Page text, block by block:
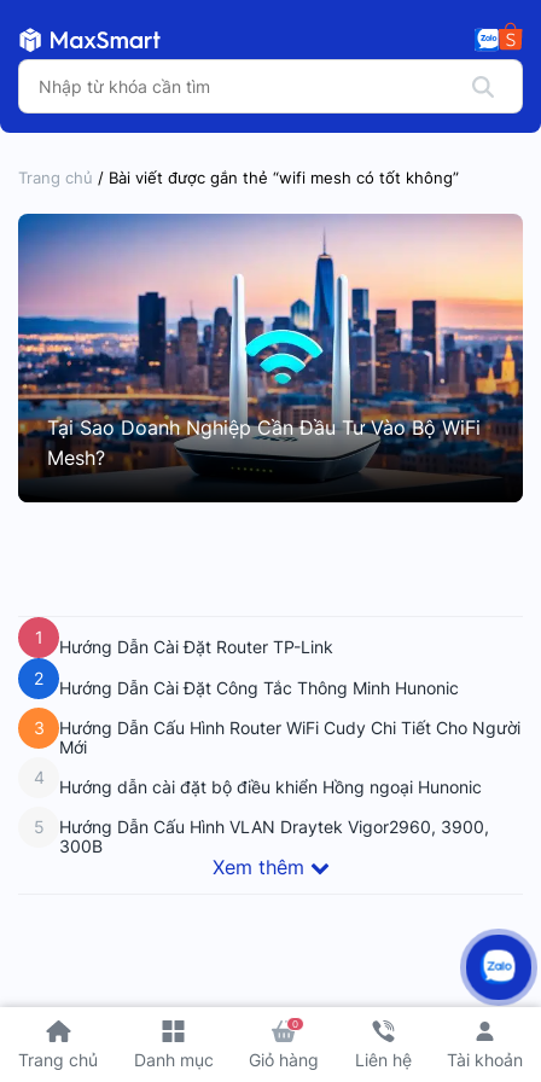
Trang chủ Danh mục
0
Giỏ hàng Liên hệ Tài khoản
Trang chủ / Bài viết được gắn thẻ “wifi mesh có tốt không”
Tại Sao Doanh Nghiệp Cần Đầu Tư Vào Bộ WiFi
Mesh?
1
Hướng Dẫn Cài Đặt Router TP-Link
2
Hướng Dẫn Cài Đặt Công Tắc Thông Minh Hunonic
3
Hướng Dẫn Cấu Hình Router WiFi Cudy Chi Tiết Cho Người
Mới
4
Hướng dẫn cài đặt bộ điều khiển Hồng ngoại Hunonic
5
Hướng Dẫn Cấu Hình VLAN Draytek Vigor2960, 3900,
300B
Xem thêm